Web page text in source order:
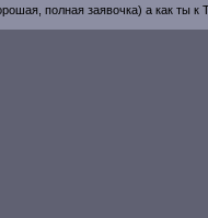
полная заявочка) а как ты к